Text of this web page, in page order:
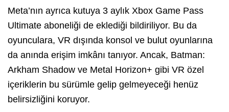
Meta’nın ayrıca kutuya 3 aylık Xbox Game Pass
Ultimate aboneliği de eklediği bildiriliyor. Bu da
oyunculara, VR dışında konsol ve bulut oyunlarına
da anında erişim imkânı tanıyor. Ancak, Batman:
Arkham Shadow ve Metal Horizon+ gibi VR özel
içeriklerin bu sürümle gelip gelmeyeceği henüz
belirsizliğini koruyor.